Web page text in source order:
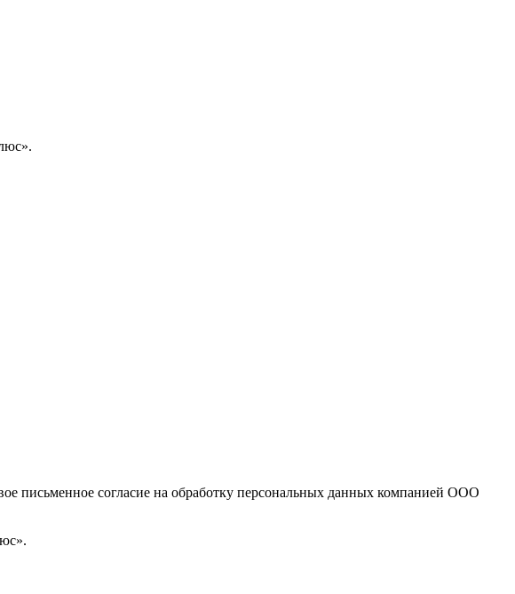
письменное согласие на обработку персональных данных компанией ООО